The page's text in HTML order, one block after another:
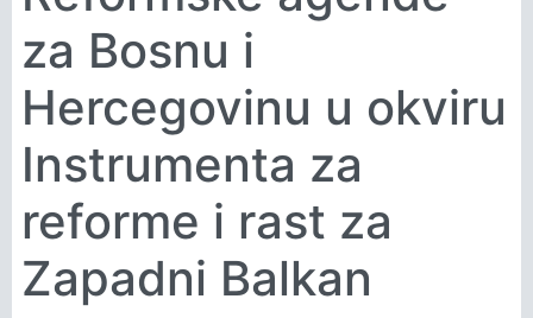
za Bosnu i
Hercegovinu u okviru
Instrumenta za
reforme i rast za
Zapadni Balkan